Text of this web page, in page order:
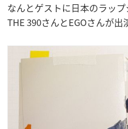
なんとゲストに日本のラッ
THE 390さんとEGOさんが出